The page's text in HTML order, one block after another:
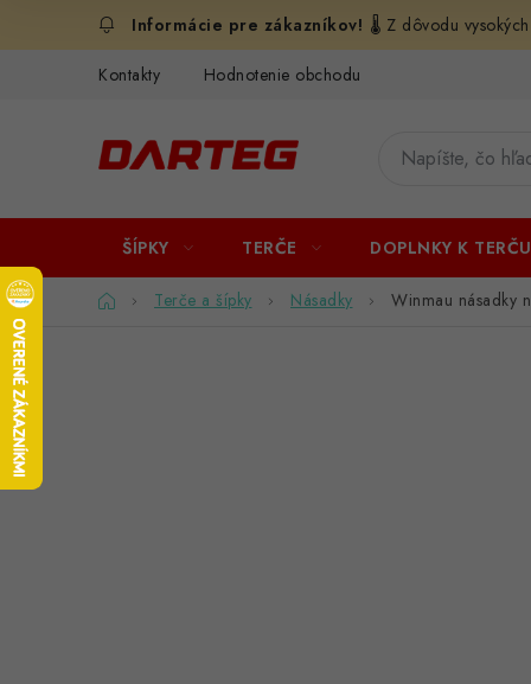
🌡️ Z dôvodu
Kontakty Hodnotenie obchodu
ŠÍPKY TERČE DOPLNKY K TERČU
DomovTerče a šípky Násadky Winmau násadky